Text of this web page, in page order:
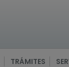
TRÁMITES